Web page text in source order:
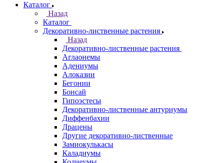
Каталог
Назад
Каталог
Декоративно-лиственные растения
Назад
Декоративно-лиственные растения
Аглаонемы
Адениумы
Алоказии
Бегонии
Бонсай
Гипоэстесы
Декоративно-лиственные антуриумы
Диффенбахии
Драцены
Другие декоративно-лиственные
Замиокулькасы
Каладиумы